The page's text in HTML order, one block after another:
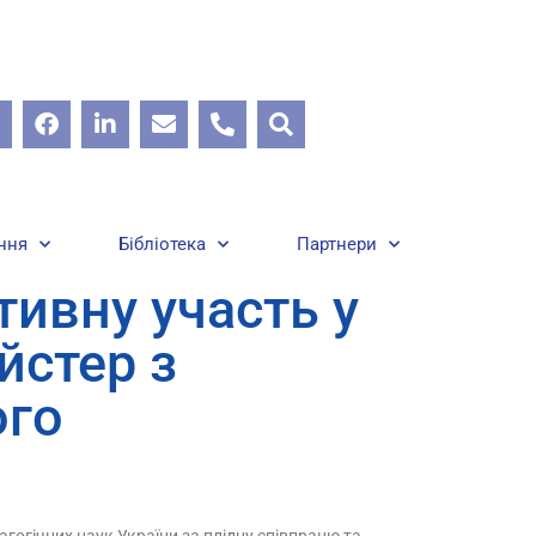
Бібліотека Партнери
участь у
з